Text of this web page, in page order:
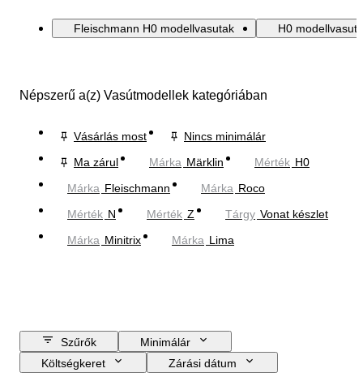
Fleischmann H0 modellvasutak H0
Népszerű a(z) Vasútmodellek kategóriában
Vásárlás most
Nincs minimálár
Ma zárul
Márka Märklin Mérték H0
Márka Fleischmann Márka Roco
Mérték N Mérték Z Tárgy Vonat készlet
Márka Minitrix Márka Lima
Szűrők
Minimálár
Költségkeret
Zárási dátum